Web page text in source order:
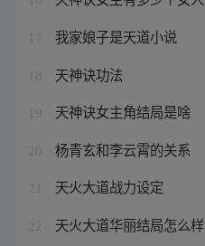
17 我家娘子是天道小说
18 天神诀功法
19 天神诀女主角结局是啥
20 杨青玄和李云霄的关系
21 天火大道战力设定
22 天火大道华丽结局怎么样